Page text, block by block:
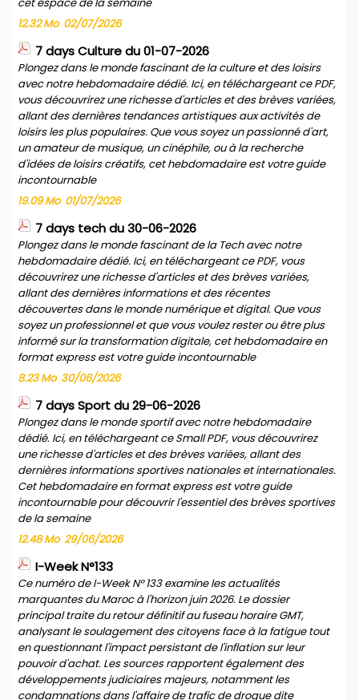
12.32 Mo 02/07/2026
7 days Culture du 01-07-2026
Plongez dans le monde fascinant de la culture et des loisirs
avec notre hebdomadaire dédié. Ici, en téléchargeant ce PDF,
vous découvrirez une richesse d'articles et des brèves variées,
allant des dernières tendances artistiques aux activités de
loisirs les plus populaires. Que vous soyez un passionné d'art,
un amateur de musique, un cinéphile, ou à la recherche
d'idées de loisirs créatifs, cet hebdomadaire est votre guide
incontournable
19.09 Mo 01/07/2026
7 days tech du 30-06-2026
Plongez dans le monde fascinant de la Tech avec notre
hebdomadaire dédié. Ici, en téléchargeant ce PDF, vous
découvrirez une richesse d'articles et des brèves variées,
allant des dernières informations et des récentes
découvertes dans le monde numérique et digital. Que vous
soyez un professionnel et que vous voulez rester ou être plus
informé sur la transformation digitale, cet hebdomadaire en
format express est votre guide incontournable
8.23 Mo 30/06/2026
7 days Sport du 29-06-2026
Plongez dans le monde sportif avec notre hebdomadaire
dédié. Ici, en téléchargeant ce Small PDF, vous découvrirez
une richesse d'articles et des brèves variées, allant des
dernières informations sportives nationales et internationales.
Cet hebdomadaire en format express est votre guide
incontournable pour découvrir l'essentiel des brèves sportives
de la semaine
12.48 Mo 29/06/2026
I-Week N°133
Ce numéro de I-Week N° 133 examine les actualités
marquantes du Maroc à l'horizon juin 2026. Le dossier
principal traite du retour définitif au fuseau horaire GMT,
analysant le soulagement des citoyens face à la fatigue tout
en questionnant l'impact persistant de l'inflation sur leur
pouvoir d'achat. Les sources rapportent également des
développements judiciaires majeurs, notamment les
condamnations dans l'affaire de trafic de drogue dite